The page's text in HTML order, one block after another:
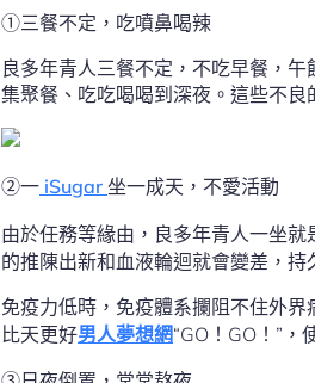
①三餐不定，吃噴鼻喝辣
良多年青人三餐不定，不吃早餐，
集聚餐、吃吃喝喝到深夜。這些不
②一 iSugar 坐一成天，不愛活動
由於任務等緣由，良多年青人一坐
的推陳出新和血液輪迴就會變差，持
免疫力低時，免疫體系攔阻不住外
比天更好男人夢想網“GO！GO！”，